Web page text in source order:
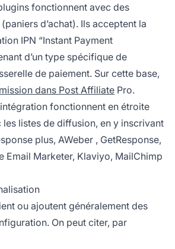
fonctionnent avec des
d’achat). Ils acceptent la
IPN “Instant Payment
d’un type spécifique de
de paiement. Sur cette base,
dans Post Affiliate Pro.
fonctionnent en étroite
listes de diffusion, en y inscrivant
plus, AWeber , GetResponse,
Email Marketer, Klaviyo, MailChimp
ou ajoutent généralement des
On peut citer, par